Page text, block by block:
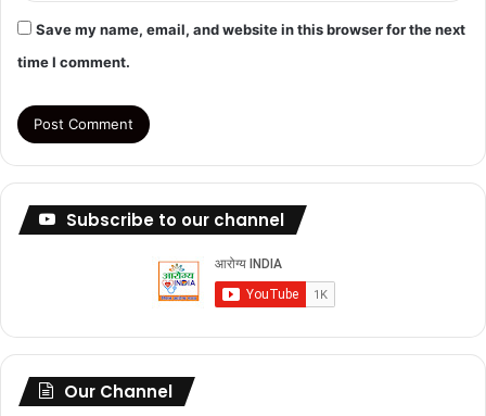
Save my name, email, and website in this browser for the next
time I comment.
Subscribe to our channel
Our Channel